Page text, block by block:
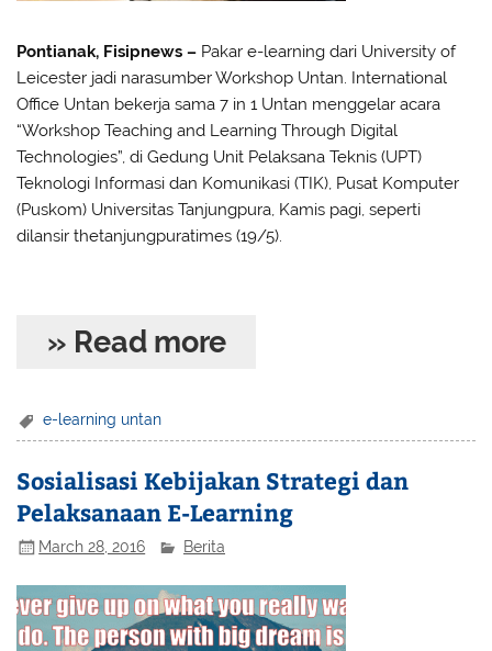
Pontianak, Fisipnews – Pakar e-learning dari University of
Leicester jadi narasumber Workshop Untan. International
Office Untan bekerja sama 7 in 1 Untan menggelar acara
“Workshop Teaching and Learning Through Digital
Technologies”, di Gedung Unit Pelaksana Teknis (UPT)
Teknologi Informasi dan Komunikasi (TIK), Pusat Komputer
(Puskom) Universitas Tanjungpura, Kamis pagi, seperti
dilansir thetanjungpuratimes (19/5).
» Read more
e-learning untan
Sosialisasi Kebijakan Strategi dan
Pelaksanaan E-Learning
March 28, 2016 Berita